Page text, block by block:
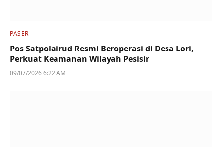
PASER
Pos Satpolairud Resmi Beroperasi di Desa Lori,
Perkuat Keamanan Wilayah Pesisir
09/07/2026 6:22 AM